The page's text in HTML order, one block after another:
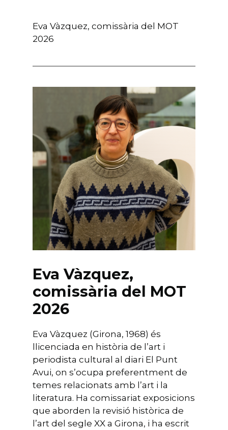
Eva Vàzquez, comissària del MOT
2026
Eva Vàzquez,
comissària del MOT
2026
Eva Vàzquez (Girona, 1968) és
llicenciada en història de l’art i
periodista cultural al diari El Punt
Avui, on s’ocupa preferentment de
temes relacionats amb l’art i la
literatura. Ha comissariat exposicions
que aborden la revisió històrica de
l’art del segle XX a Girona, i ha escrit